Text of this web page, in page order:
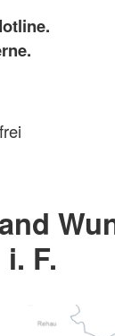
i. F.